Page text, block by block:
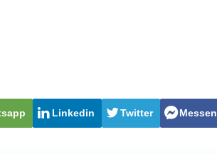
Linkedin Twitter